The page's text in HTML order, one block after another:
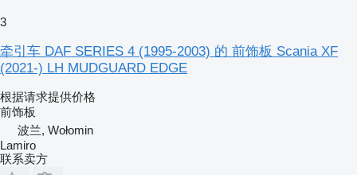
3
牵引车 DAF SERIES 4 (1995-2003) 的 前饰板 Scania XF
(2021-) LH MUDGUARD EDGE
根据请求提供价格
前饰板
波兰, Wołomin
Lamiro
联系卖方